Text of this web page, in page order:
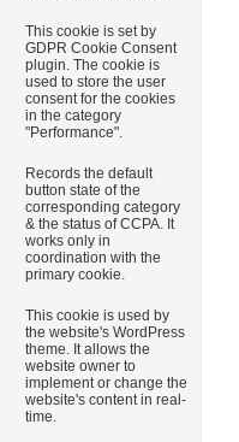
This cookie is set by
GDPR Cookie Consent
plugin. The cookie is
used to store the user
consent for the cookies
in the category
"Performance".
Records the default
button state of the
corresponding category
& the status of CCPA. It
works only in
coordination with the
primary cookie.
This cookie is used by
the website's WordPress
theme. It allows the
website owner to
implement or change the
website's content in real-
time.